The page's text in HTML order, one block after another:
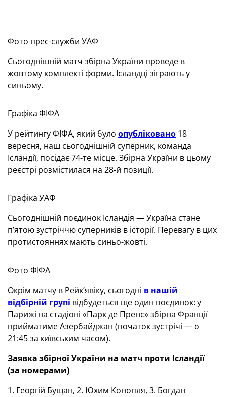
Фото прес-служби УАФ
Сьогоднішній матч збірна України проведе в
жовтому комплекті форми. Ісландці зіграють у
синьому.
Графіка ФІФА
У рейтингу ФІФА, який було опубліковано 18
вересня, наш сьогоднішній суперник, команда
Ісландії, посідає 74-те місце. Збірна України в цьому
реєстрі розмістилася на 28-й позиції.
Графіка УАФ
Сьогоднішній поєдинок Ісландія — Україна стане
п’ятою зустріччю суперників в історії. Перевагу в цих
протистояннях мають синьо-жовті.
Фото ФІФА
Окрім матчу в Рейк’явіку, сьогодні в нашій
відбірній групі відбудеться ще один поєдинок: у
Парижі на стадіоні «Парк де Пренс» збірна Франції
прийматиме Азербайджан (початок зустрічі — о
21:45 за київським часом).
Заявка збірної України на матч проти Ісландії
(за номерами)
1. Георгій Бущан, 2. Юхим Конопля, 3. Богдан